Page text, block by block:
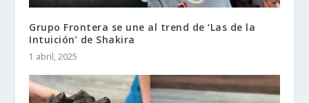
Grupo Frontera se une al trend de ‘Las de la
Intuición’ de Shakira
1 abril, 2025